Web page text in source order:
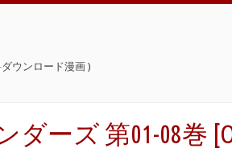
ウンロード漫画 )
ダーズ 第01-08巻